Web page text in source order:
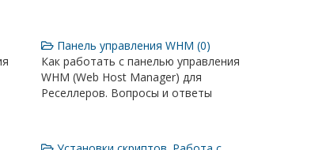
Панель управления WHM (0)
Как работать с панелью управления
WHM (Web Host Manager) для
Реселлеров. Вопросы и ответы